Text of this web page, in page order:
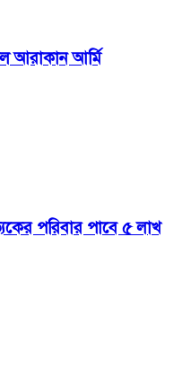
আরাকান আর্মি
পরিবার পাবে ৫ লাখ